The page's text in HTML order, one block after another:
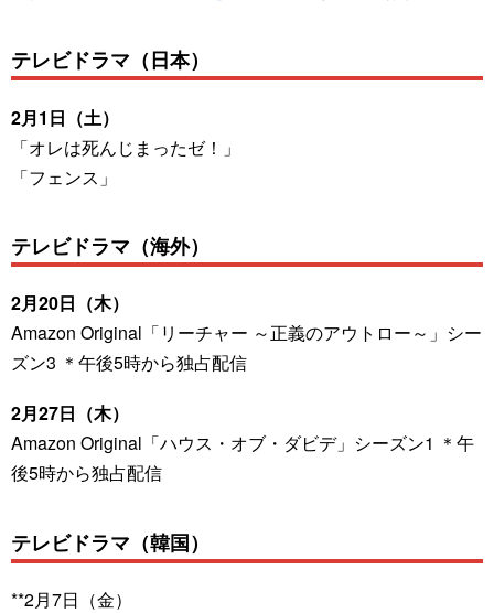
テレビドラマ（日本）
2月1日（土）
「オレは死んじまったゼ！」
「フェンス」
テレビドラマ（海外）
2月20日（木）
Amazon Original「リーチャー ～正義のアウトロー～」シー
ズン3 ＊午後5時から独占配信
2月27日（木）
Amazon Original「ハウス・オブ・ダビデ」シーズン1 ＊午
後5時から独占配信
テレビドラマ（韓国）
**2月7日（金）